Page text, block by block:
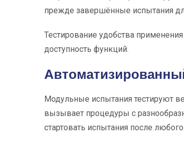
прежде завершённые испытания
Тестирование удобства
доступность функций.
Модульные испытания тестируют
вызывает процедуры с
стартовать испытания после